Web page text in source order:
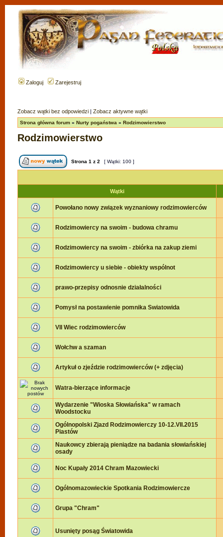
Zaloguj Zarejestruj
Zobacz wątki bez odpowiedzi | Zobacz aktywne wątki
Strona główna forum » Nurty pogaństwa » Rodzimowierstwo
Rodzimowierstwo
Strona 1 z 2 [ Wątki: 100 ]
Wątki
Powołano nowy związek wyznaniowy rodzimowierców
Rodzimowiercy na swoim - budowa chramu
Rodzimowiercy na swoim - zbiórka na zakup ziemi
Rodzimowiercy u siebie - obiekty wspólnot
prawo-przepisy odnosnie działalności
Pomysł na postawienie pomnika Swiatowida
VII Wiec rodzimowierców
Wołchw a szaman
Artykuł o zjeździe rodzimowierców (+ zdjęcia)
Watra-bierzące informacje
Wydarzenie "Wioska Słowiańska" w ramach
Woodstocku
Ogólnopolski Zjazd Rodzimowierczy 10-12.VII.2015
Piastów
Naukowcy zbierają pieniądze na badania słowiańskiej
osady
Noc Kupały 2014 Chram Mazowiecki
Ogólnomazowieckie Spotkania Rodzimowiercze
Grupa "Chram"
Usunięty posąg Światowida